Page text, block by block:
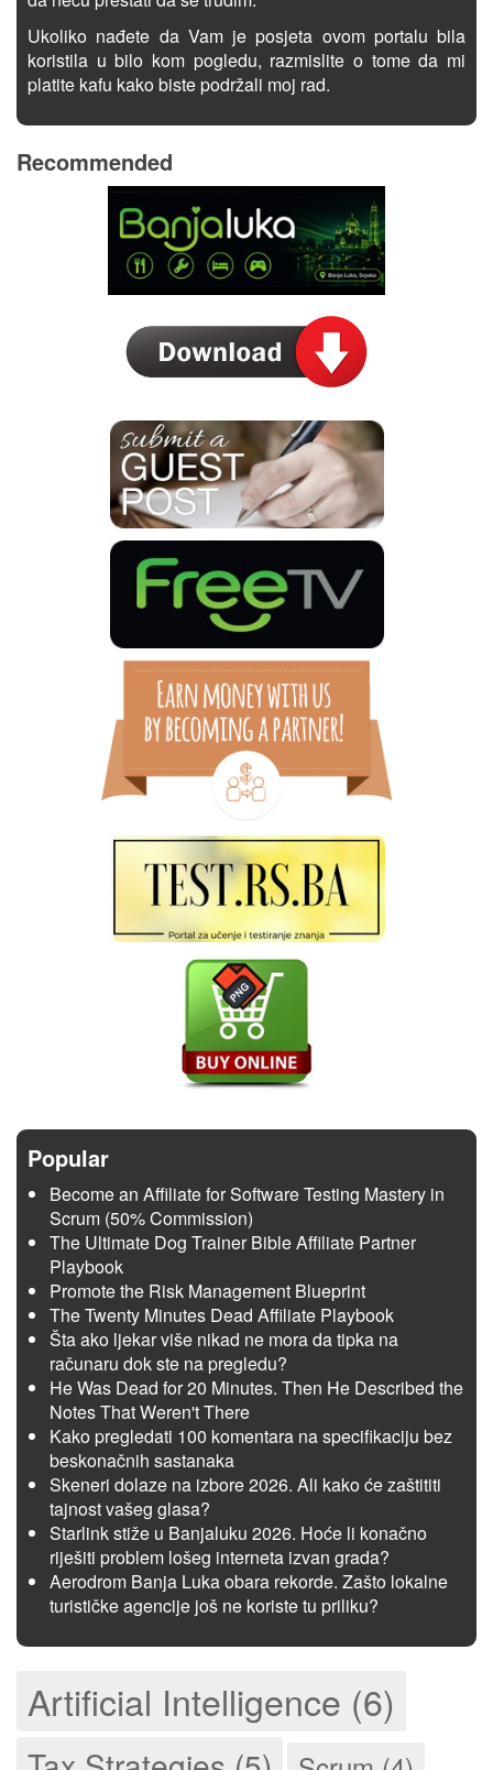
Ukoliko nađete da Vam je posjeta ovom portalu bila
koristila u bilo kom pogledu, razmislite o tome da mi
platite kafu kako biste podržali moj rad.
Recommended
Popular
Become an Affiliate for Software Testing Mastery in
Scrum (50% Commission)
The Ultimate Dog Trainer Bible Affiliate Partner
Playbook
Promote the Risk Management Blueprint
The Twenty Minutes Dead Affiliate Playbook
Šta ako ljekar više nikad ne mora da tipka na
računaru dok ste na pregledu?
He Was Dead for 20 Minutes. Then He Described the
Notes That Weren't There
Kako pregledati 100 komentara na specifikaciju bez
beskonačnih sastanaka
Skeneri dolaze na izbore 2026. Ali kako će zaštititi
tajnost vašeg glasa?
Starlink stiže u Banjaluku 2026. Hoće li konačno
riješiti problem lošeg interneta izvan grada?
Aerodrom Banja Luka obara rekorde. Zašto lokalne
turističke agencije još ne koriste tu priliku?
Artificial Intelligence (6)